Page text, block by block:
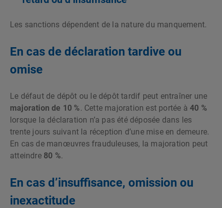
Les sanctions dépendent de la nature du manquement.
En cas de déclaration tardive ou
omise
Le défaut de dépôt ou le dépôt tardif peut entraîner une
majoration de 10 %. Cette majoration est portée à40 %
lorsque la déclaration n’a pas été déposée dans les
trente jours suivant la réception d’une mise en demeure.
En cas de manœuvres frauduleuses, la majoration peut
atteindre 80 %.
En cas d’insuffisance, omission ou
inexactitude